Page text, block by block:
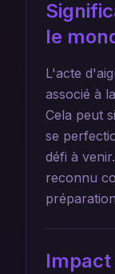
le
L'acte
associé à
Cela peut
se
défi à
reconnu